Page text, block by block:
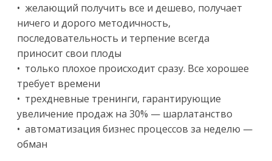
• желающий получить все и дешево, получает
ничего и дорого методичность,
последовательность и терпение всегда
приносит свои плоды
• только плохое происходит сразу. Все хорошее
требует времени
• трехдневные тренинги, гарантирующие
увеличение продаж на 30% — шарлатанство
• автоматизация бизнес процессов за неделю —
обман